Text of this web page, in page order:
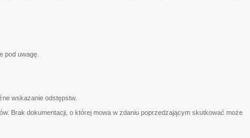
pod uwagę.
wskazanie odstępstw.
Brak dokumentacji, o której mowa w zdaniu poprzedzającym skutkować może